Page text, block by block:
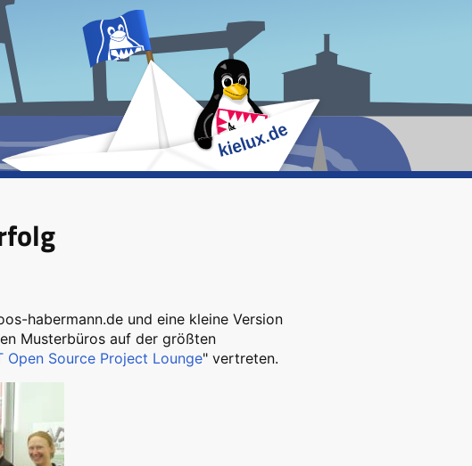
habermann.de und eine kleine Version
Musterbüros auf der größten
Open Source Project Lounge" vertreten.